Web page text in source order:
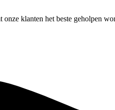
onze klanten het beste geholpen